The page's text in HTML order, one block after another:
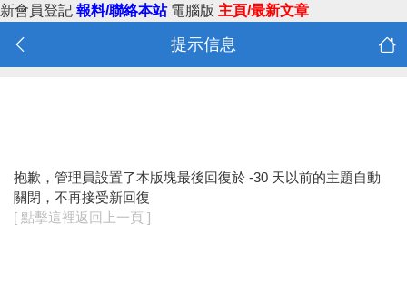
新會員登記 報料/聯絡本站 電腦版 主頁/最新文章
提示信息
抱歉，管理員設置了本版塊最後回復於 -30 天以前的主題自動
關閉，不再接受新回復
[ 點擊這裡返回上一頁 ]